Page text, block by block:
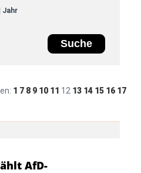
Jahr
1 7 8 9 10 11 12 13 14 15 16 17
AfD-